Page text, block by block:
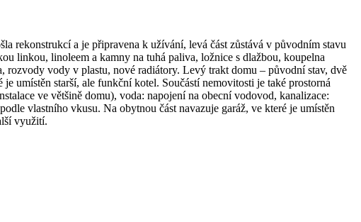
rekonstrukcí a je připravena k užívání, levá část zůstává v původním stavu
linkou, linoleem a kamny na tuhá paliva, ložnice s dlažbou, koupelna
vody v plastu, nové radiátory. Levý trakt domu – původní stav, dvě
umístěn starší, ale funkční kotel. Součástí nemovitosti je také prostorná
ve většině domu), voda: napojení na obecní vodovod, kanalizace:
vlastního vkusu. Na obytnou část navazuje garáž, ve které je umístěn
využití.